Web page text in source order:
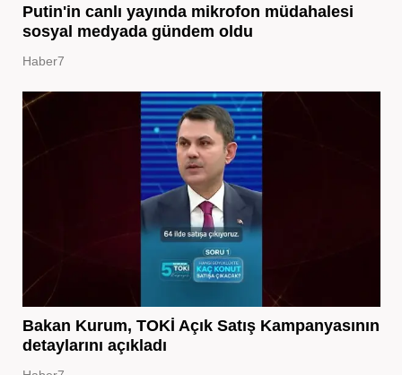
Putin'in canlı yayında mikrofon müdahalesi
sosyal medyada gündem oldu
Haber7
Bakan Kurum, TOKİ Açık Satış Kampanyasının
detaylarını açıkladı